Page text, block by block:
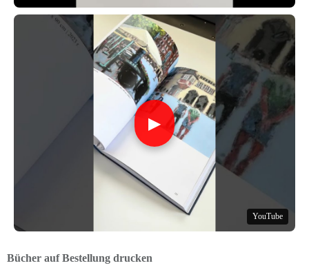
▶
YouTube
Bücher auf Bestellung drucken